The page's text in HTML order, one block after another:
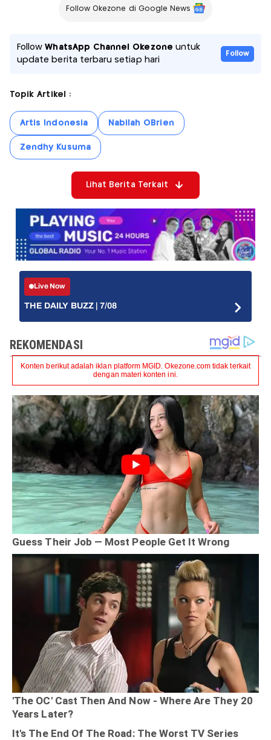
Follow Okezone di Google News
FollowWhatsApp Channel Okezone untuk
update berita terbaru setiap hari
Follow
Topik Artikel :
Artis Indonesia Nabilah OBrien
Zendhy Kusuma
Lihat Berita Terkait
Live Now
THE DAILY BUZZ | 7/08